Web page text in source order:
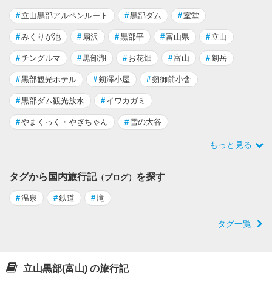
# 立山黒部アルペンルート #黒部ダム #室堂
#みくりが池 # 扇沢 #黒部平 #富山県 # 立山
#チングルマ #黒部湖 # お花畑 #富山 #剱岳
#黒部観光ホテル #剱澤小屋 #剱御前小舎
#黒部ダム観光放水 # イワカガミ
#やまくっく・やぎちゃん # 雪の大谷
もっと見る
タグから国内旅行記（ブログ） を探す
#温泉 #鉄道 #滝
タグ一覧
立山黒部(富山) の旅行記